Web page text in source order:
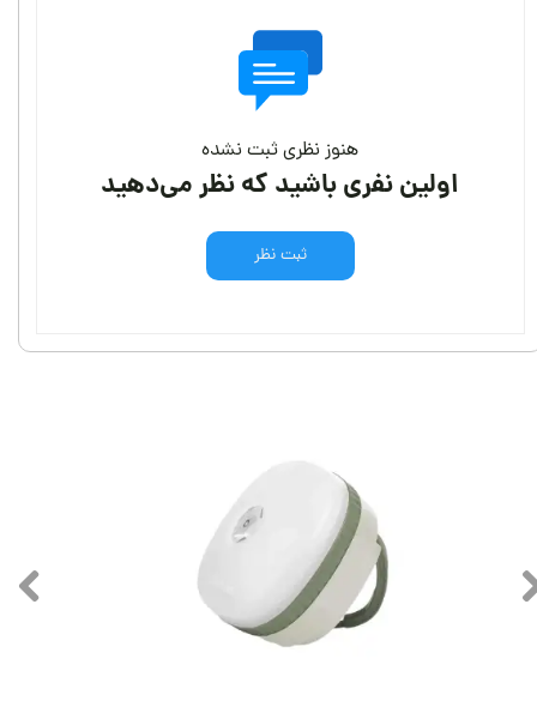
هنوز نظری ثبت نشده
اولین نفری باشید که نظر می‌دهید
ثبت نظر